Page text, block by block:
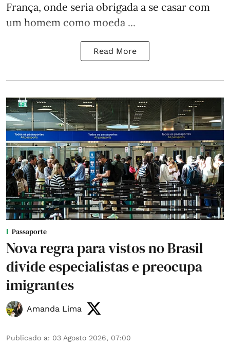
França, onde seria obrigada a se casar com
um homem como moeda ...
Read More
Passaporte
Nova regra para vistos no Brasil
divide especialistas e preocupa
imigrantes
Amanda Lima
Publicado a: 03 Agosto 2026, 07:00